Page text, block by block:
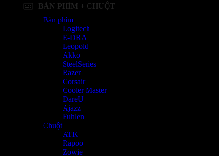
BÀN PHÍM + CHUỘT
Bàn phím
Logitech
E-DRA
Leopold
Akko
SteelSeries
Razer
Corsair
Cooler Master
DareU
Ajazz
Fuhlen
Chuột
ATK
Rapoo
Zowie